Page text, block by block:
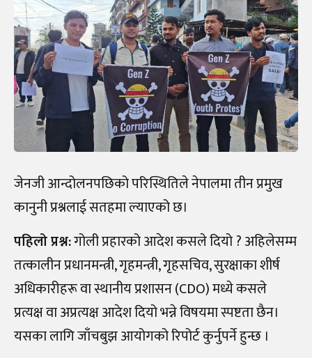
जेनजी आन्दोलनपछिको परिस्थितिले नेपालमा तीन प्रमुख
कानुनी प्रश्नलाई सतहमा ल्याएको छ।
पहिलो प्रश्न:गोली प्रहारको आदेश कसले दियो ? अहिलेसम्म
तत्कालीन प्रधानमन्त्री, गृहमन्त्री, गृहसचिव, सुरक्षाका शीर्ष
अधिकारीहरू वा स्थानीय प्रशासन (CDO) मध्ये कसले
प्रत्यक्ष वा अप्रत्यक्ष आदेश दियो भन्ने विषयमा स्पष्टता छैन।
यसका लागि जाँचबुझ आयोगको रिपोर्ट कुर्नुपर्ने हुन्छ ।